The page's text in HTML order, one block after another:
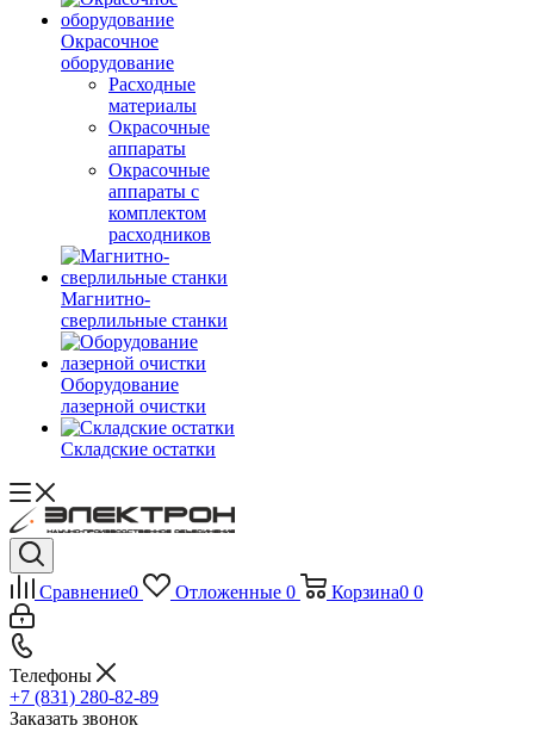
Окрасочное
оборудование
Расходные
материалы
Окрасочные
аппараты
Окрасочные
аппараты с
комплектом
расходников
Магнитно-
сверлильные станки
Оборудование
лазерной очистки
Складские остатки
Сравнение0 Отложенные 0 Корзина0 0
Телефоны
+7 (831) 280-82-89
Заказать звонок